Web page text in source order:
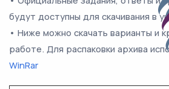
будут доступны для скачивания в
• Ниже можно скачать варианты и
работе. Для распаковки архива
WinRar